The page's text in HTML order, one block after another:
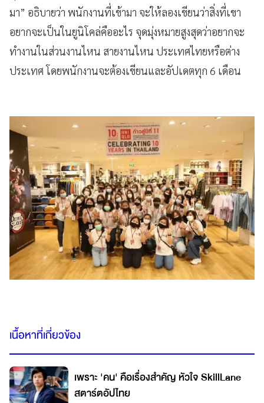
มา” อธิบายว่า พนักงานที่เข้ามา จะให้ลองเขียนว่าสิ่งที่เขา
อยากจะเป็นในยูนิโคล่คืออะไร จุดมุ่งหมายสูงสุดว่าอยากจะ
ทำงานในส่วนงานไหน สายงานไหน ประเทศไทยหรือต่าง
ประเทศ โดยพนักงานจะต้องเขียนและอัปเดตทุก 6 เดือน
เนื้อหาที่เกี่ยวข้อง
เพราะ 'คน' คือเรื่องสำคัญ หัวใจ SkillLane
สตาร์ตอัปไทย